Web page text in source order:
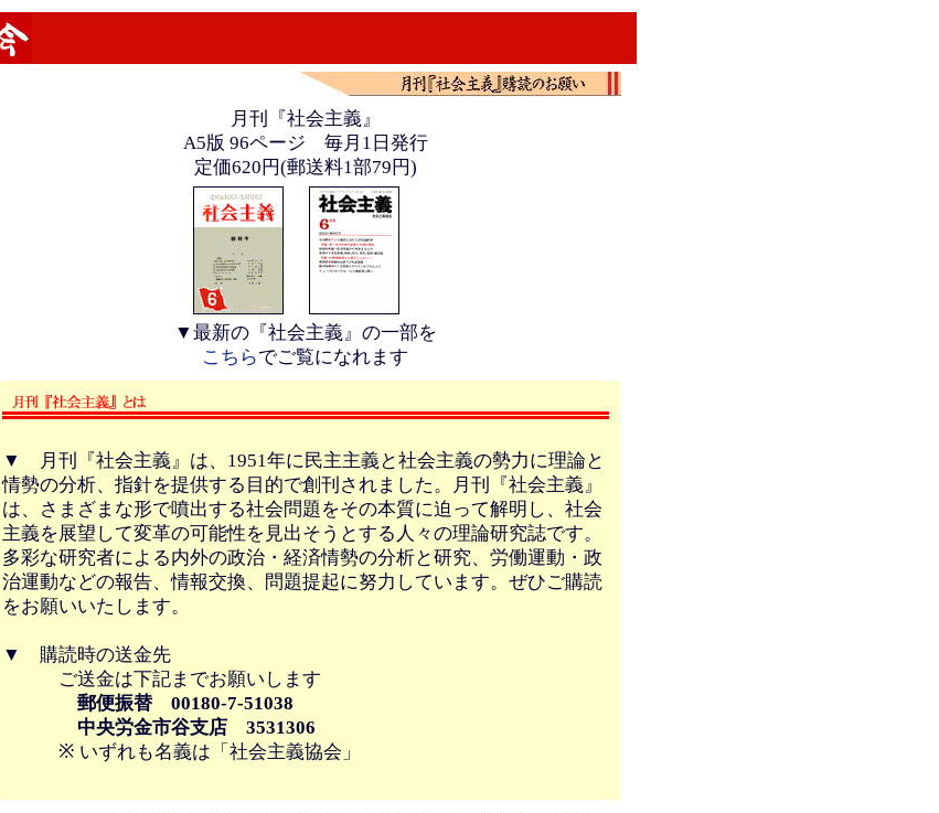
月刊『社会主義』
A5版 96ページ 毎月1日発行
定価620円(郵送料1部79円)
▼最新の『社会主義』の一部を
こちらでご覧になれます
▼ 月刊『社会主義』は、1951年に民主主義と社会主義の勢力に理論と
情勢の分析、指針を提供する目的で創刊されました。月刊『社会主義』
は、さまざまな形で噴出する社会問題をその本質に迫って解明し、社会
主義を展望して変革の可能性を見出そうとする人々の理論研究誌です。
多彩な研究者による内外の政治・経済情勢の分析と研究、労働運動・政
治運動などの報告、情報交換、問題提起に努力しています。ぜひご購読
をお願いいたします。
▼ 購読時の送金先
ご送金は下記までお願いします
郵便振替 00180-7-51038
中央労金市谷支店 3531306
※ いずれも名義は「社会主義協会」